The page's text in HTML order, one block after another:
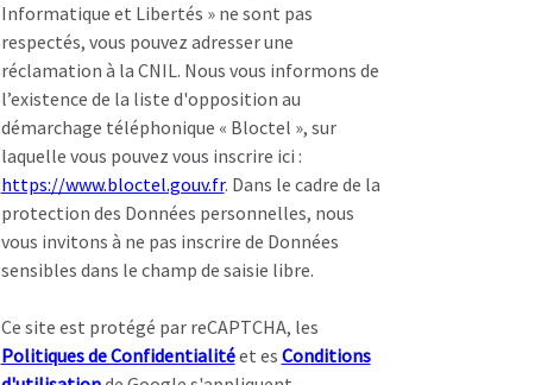
Informatique et Libertés » ne sont pas
respectés, vous pouvez adresser une
réclamation à la CNIL. Nous vous informons de
l’existence de la liste d'opposition au
démarchage téléphonique « Bloctel », sur
laquelle vous pouvez vous inscrire ici :
https://www.bloctel.gouv.fr. Dans le cadre de la
protection des Données personnelles, nous
vous invitons à ne pas inscrire de Données
sensibles dans le champ de saisie libre.
Ce site est protégé par reCAPTCHA, les
Politiques de Confidentialitéet es Conditions